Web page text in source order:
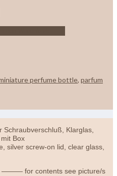
perfume bottle, parfum
Schraubverschluß, Klarglas,
Box
silver screw-on lid, clear glass,
for contents see picture/s